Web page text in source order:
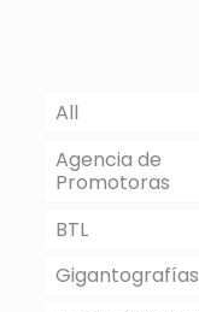
All
Agencia de
Promotoras
BTL
Gigantografías